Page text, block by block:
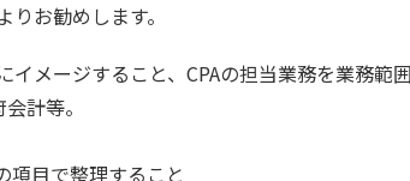
お勧めします。
メージすること、CPAの担当業務を業務範
計等。
項目で整理すること